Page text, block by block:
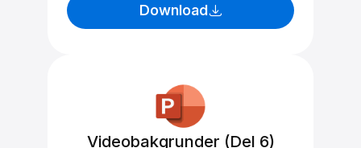
Download
Videobakgrunder (Del 6)